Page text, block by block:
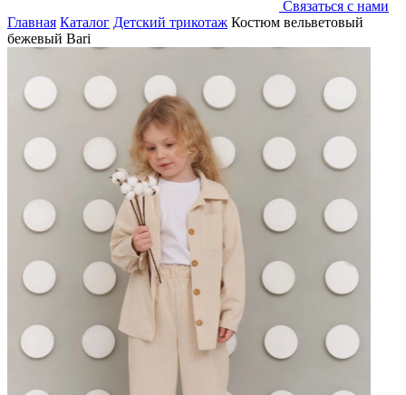
Связаться с нами
Главная Каталог Детский трикотаж Костюм вельветовый
бежевый Bari